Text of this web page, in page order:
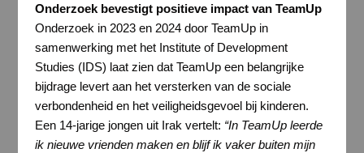
Onderzoek bevestigt positieve impact van TeamUp
Onderzoek in 2023 en 2024 door TeamUp in
samenwerking met het Institute of Development
Studies (IDS) laat zien dat TeamUp een belangrijke
bijdrage levert aan het versterken van de sociale
verbondenheid en het veiligheidsgevoel bij kinderen.
Een 14-jarige jongen uit Irak vertelt: “In TeamUp leerde
ik nieuwe vrienden maken en blijf ik vaker buiten mijn